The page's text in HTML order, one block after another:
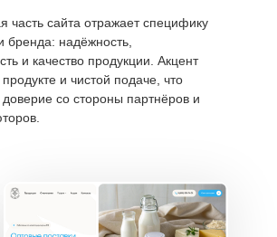
часть сайта отражает специфику
бренда: надёжность,
и качество продукции. Акцент
и чистой подаче, что
доверие со стороны партнёров и